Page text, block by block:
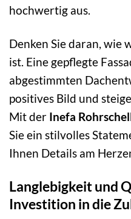
hochwertig aus.
Denken Sie daran, wie
ist. Eine gepflegte
abgestimmten
positives Bild und
Mit der Inefa
Sie ein stilvolles
Ihnen Details am
Langlebigkeit und
Investition in die